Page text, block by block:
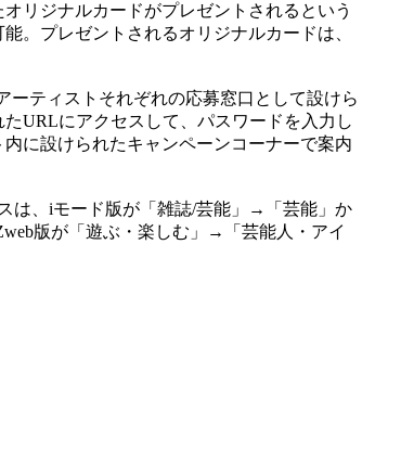
リジナルカードがプレゼントされるという
。プレゼントされるオリジナルカードは、
ーティストそれぞれの応募窓口として設けら
URLにアクセスして、パスワードを入力し
に設けられたキャンペーンコーナーで案内
は、iモード版が「雑誌/芸能」→「芸能」か
版が「遊ぶ・楽しむ」→「芸能人・アイ